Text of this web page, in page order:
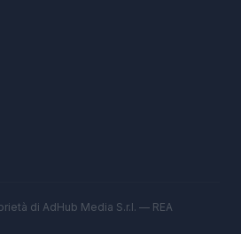
di AdHub Media S.r.l. — REA